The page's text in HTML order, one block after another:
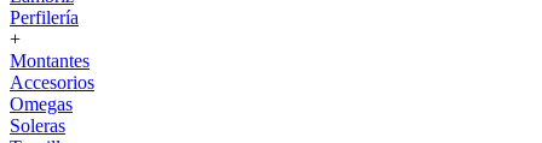
Perfilería
+
Montantes
Accesorios
Omegas
Soleras